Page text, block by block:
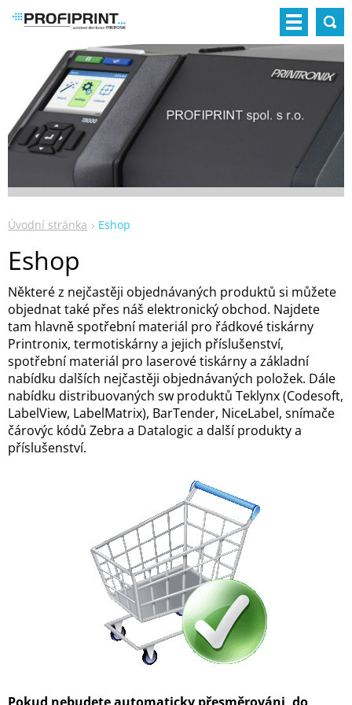
Úvodní stránka Eshop
Eshop
Některé z nejčastěji objednávaných produktů si můžete
objednat také přes náš elektronický obchod. Najdete
tam hlavně spotřební materiál pro řádkové tiskárny
Printronix, termotiskárny a jejich příslušenství,
spotřební materiál pro laserové tiskárny a základní
nabídku dalších nejčastěji objednávaných položek. Dále
nabídku distribuovaných sw produktů Teklynx (Codesoft,
LabelView, LabelMatrix), BarTender, NiceLabel, snímače
čárovýc kódů Zebra a Datalogic a další produkty a
příslušenství.